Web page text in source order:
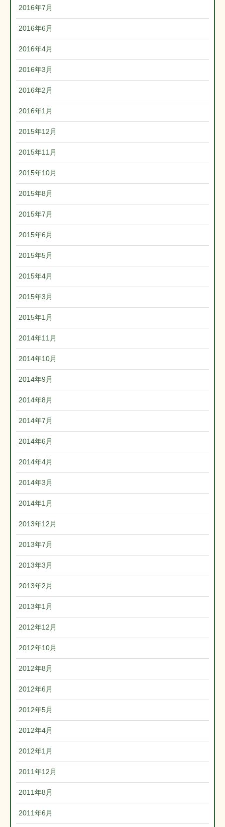
2016年7月
2016年6月
2016年4月
2016年3月
2016年2月
2016年1月
2015年12月
2015年11月
2015年10月
2015年8月
2015年7月
2015年6月
2015年5月
2015年4月
2015年3月
2015年1月
2014年11月
2014年10月
2014年9月
2014年8月
2014年7月
2014年6月
2014年4月
2014年3月
2014年1月
2013年12月
2013年7月
2013年3月
2013年2月
2013年1月
2012年12月
2012年10月
2012年8月
2012年6月
2012年5月
2012年4月
2012年1月
2011年12月
2011年8月
2011年6月